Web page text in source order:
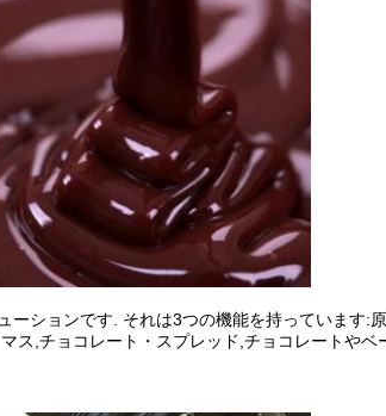
ションです. それは3つの機能を持っています:
ス,チョコレート・スプレッド,チョコレートや